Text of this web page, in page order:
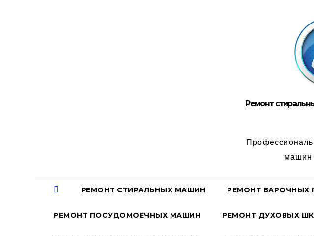
Ремонт
машин
РЕМОНТ СТИРАЛЬНЫХ МАШИН РЕМОНТ ВАРОЧНЫХ
РЕМОНТ ПОСУДОМОЕЧНЫХ МАШИН РЕМОНТ ДУХОВЫХ